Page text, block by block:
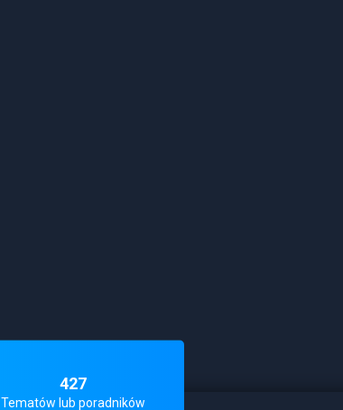
427
Tematów lub poradników